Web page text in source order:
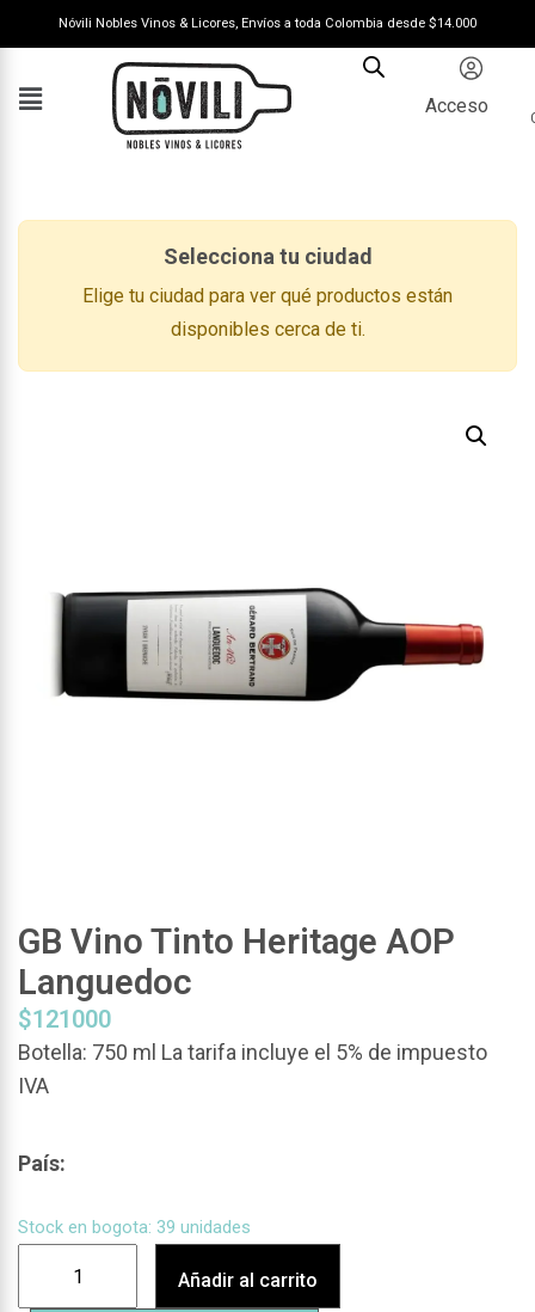
Nóvili Nobles Vinos & Licores, Envíos a toda Colombia desde $14.000
Acceso
Selecciona tu ciudad
Elige tu ciudad para ver qué productos están
disponibles cerca de ti.
GB Vino Tinto Heritage AOP
Languedoc
$121000
Botella: 750 ml La tarifa incluye el 5% de impuesto
IVA
País:
Stock en bogota: 39 unidades
Añadir al carrito